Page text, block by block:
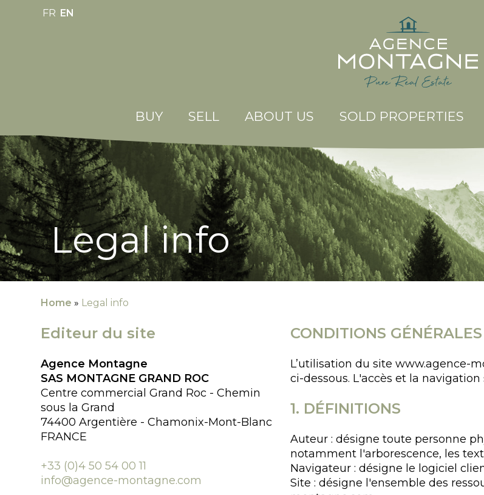
FR EN
BUY SELL ABOUT US SOLD PROPERTIES
Legal info
Home Legal info
Editeur du site
Agence Montagne
SAS MONTAGNE GRAND ROC
Centre commercial Grand Roc - Chemin
sous la Grand
74400 Argentière - Chamonix-Mont-Blanc
FRANCE
+33 (0)4 50 54 00 11
info@agence-montagne.com
CONDITIONS
L’utilisation du site www.agence-
ci-dessous. L'accès et la
1. DÉFINITIONS
Auteur : désigne toute personne
notamment l'arborescence, les
Navigateur : désigne le logiciel
Site : désigne l'ensemble des